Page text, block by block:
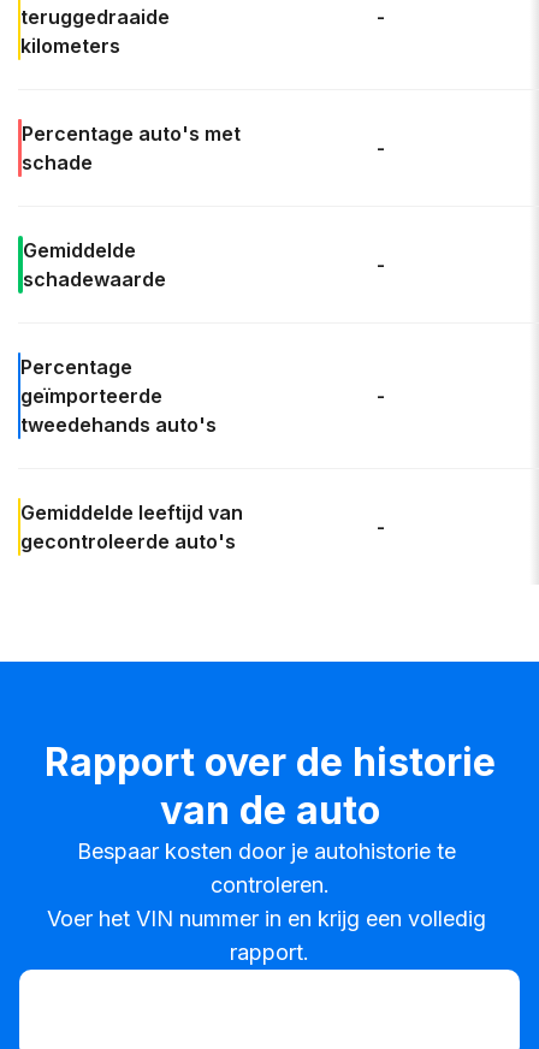
teruggedraaide
kilometers
-
Percentage auto's met
schade
-
Gemiddelde
schadewaarde
-
Percentage
geïmporteerde
tweedehands auto's
-
Gemiddelde leeftijd van
gecontroleerde auto's
-
Rapport over de historie
van de auto
Bespaar kosten door je autohistorie te
controleren.
Voer het VIN nummer in en krijg een volledig
rapport.
VIN invoeren